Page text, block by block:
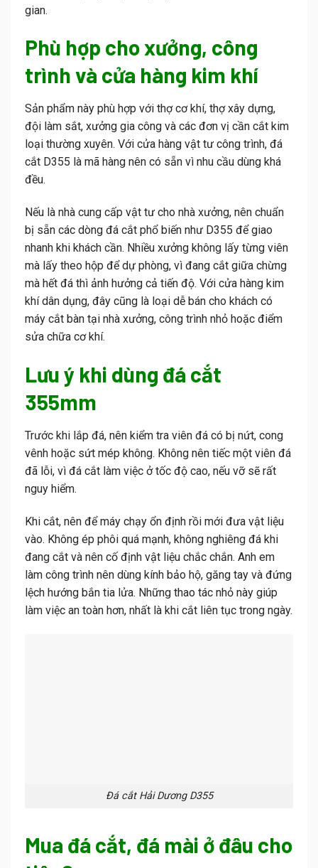
gian.
Phù hợp cho xưởng, công
trình và cửa hàng kim khí
Sản phẩm này phù hợp với thợ cơ khí, thợ xây dựng,
đội làm sắt, xưởng gia công và các đơn vị cần cắt kim
loại thường xuyên. Với cửa hàng vật tư công trình, đá
cắt D355 là mã hàng nên có sẵn vì nhu cầu dùng khá
đều.
Nếu là nhà cung cấp vật tư cho nhà xưởng, nên chuẩn
bị sẵn các dòng đá cắt phổ biến như D355 để giao
nhanh khi khách cần. Nhiều xưởng không lấy từng viên
mà lấy theo hộp để dự phòng, vì đang cắt giữa chừng
mà hết đá thì ảnh hưởng cả tiến độ. Với cửa hàng kim
khí dân dụng, đây cũng là loại dễ bán cho khách có
máy cắt bàn tại nhà xưởng, công trình nhỏ hoặc điểm
sửa chữa cơ khí.
Lưu ý khi dùng đá cắt
355mm
Trước khi lắp đá, nên kiểm tra viên đá có bị nứt, cong
vênh hoặc sứt mép không. Không nên tiếc một viên đá
đã lỗi, vì đá cắt làm việc ở tốc độ cao, nếu vỡ sẽ rất
nguy hiểm.
Khi cắt, nên để máy chạy ổn định rồi mới đưa vật liệu
vào. Không ép phôi quá mạnh, không nghiêng đá khi
đang cắt và nên cố định vật liệu chắc chắn. Anh em
làm công trình nên dùng kính bảo hộ, găng tay và đứng
lệch hướng bắn tia lửa. Những thao tác nhỏ này giúp
làm việc an toàn hơn, nhất là khi cắt liên tục trong ngày.
Đá cắt Hải Dương D355
Mua đá cắt, đá mài ở đâu cho